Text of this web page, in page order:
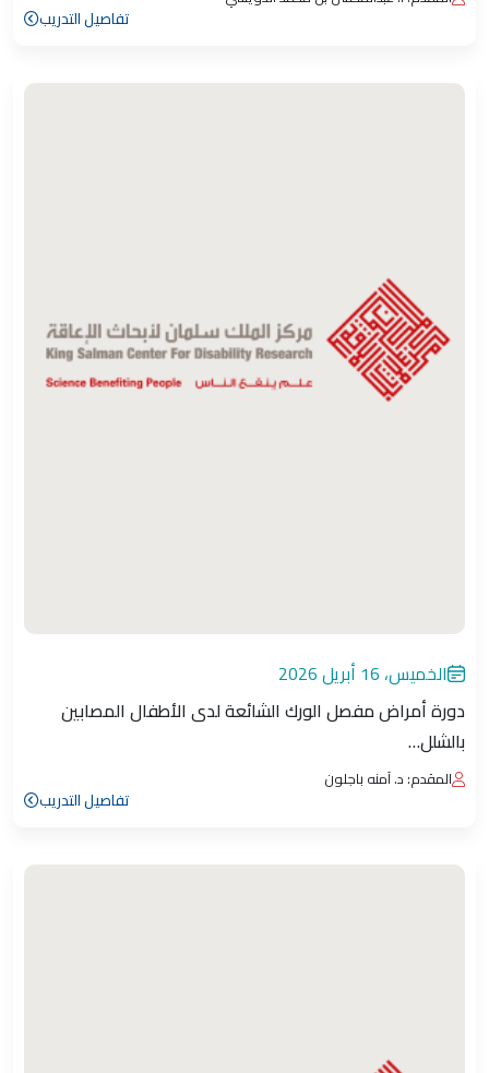
تفاصيل التدريب
الخميس، 16 أبريل 2026
دورة أمراض مفصل الورك الشائعة لدى الأطفال المصابين
بالشلل…
المقدم: د. آمنه باجلون
تفاصيل التدريب